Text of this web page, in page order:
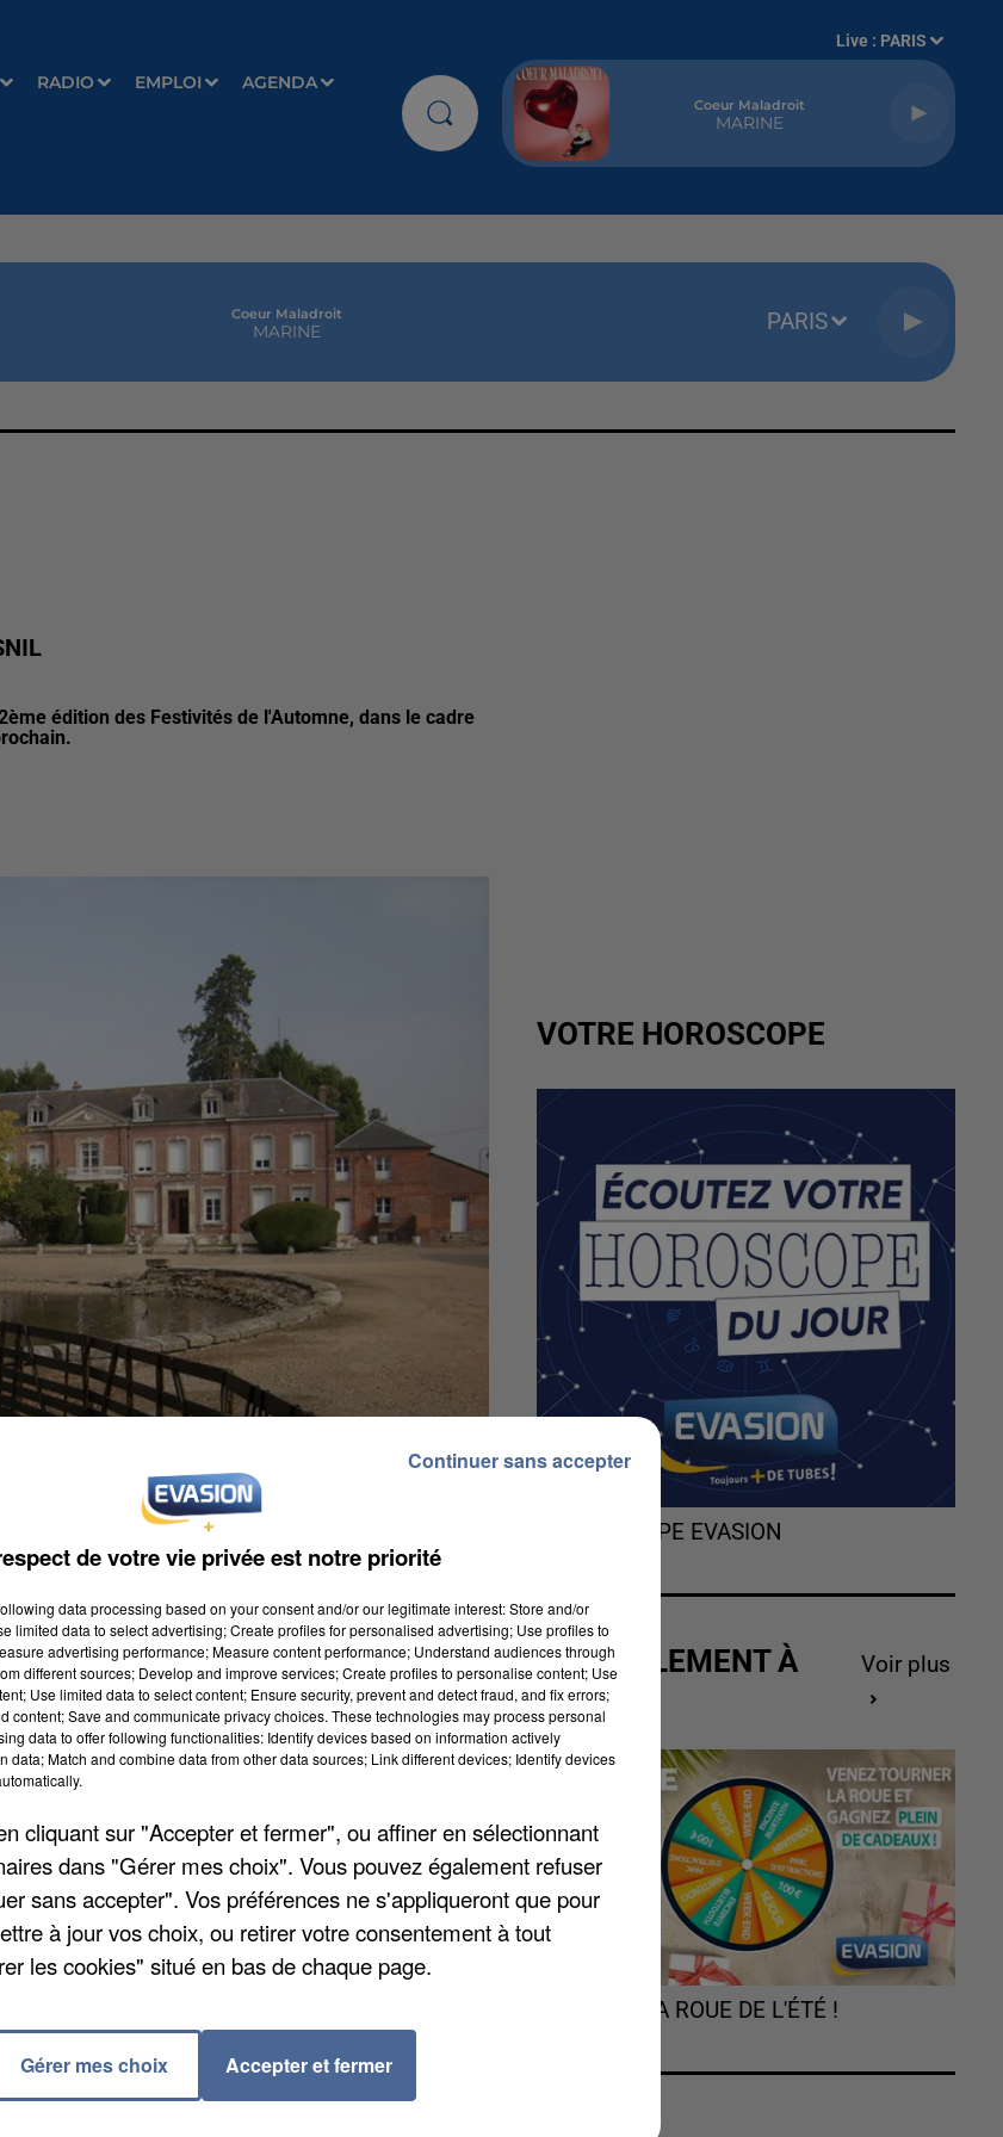
RADIO EMPLOI AGENDA
Live : PARIS
Coeur Maladroit
MARINE
Coeur Maladroit
MARINE PARIS
édition des Festivités de l'Automne, dans le cadre
souffler sur le musée de la vie agricole et
pour le musée avec la 2ème édition des
de l'Environnement, le 28 septembre
tous de 16h à 17h, ateliers de recyclage
découvrir sur place le fonctionnement de
modération bien sûr. Plus d'infos sur
3 euros pour les enfants et gratuit pour les
VOTRE HOROSCOPE
L'HOROSCOPE EVASION
ACTUELLEMENT À
GAGNER
Voir plus
TOURNEZ LA ROUE DE L'ÉTÉ !
de votre vie privée est notre priorité
data processing based on your consent and/or our legitimate interest: Store and/or
limited data to select advertising; Create profiles for personalised advertising; Use profiles to
advertising performance; Measure content performance; Understand audiences through
different sources; Develop and improve services; Create profiles to personalise content; Use
Use limited data to select content; Ensure security, prevent and detect fraud, and fix errors;
content; Save and communicate privacy choices. These technologies may process personal
data to offer following functionalities: Identify devices based on information actively
data; Match and combine data from other data sources; Link different devices; Identify devices
cliquant sur "Accepter et fermer", ou affiner en sélectionnant
dans "Gérer mes choix". Vous pouvez également refuser
sans accepter". Vos préférences ne s'appliqueront que pour
à jour vos choix, ou retirer votre consentement à tout
les cookies" situé en bas de chaque page.
Gérer mes choix Accepter et fermer
Continuer sans accepter